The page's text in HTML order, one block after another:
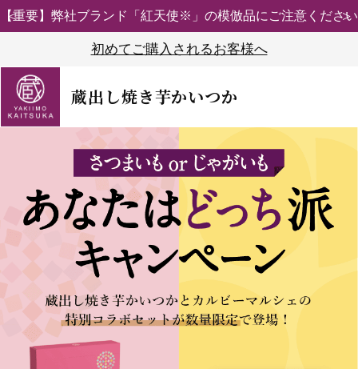
【重要】弊社ブランド「紅天使※」の模倣品にご注意ください
初めてご購入されるお客様へ
蔵出し焼き芋かいつか